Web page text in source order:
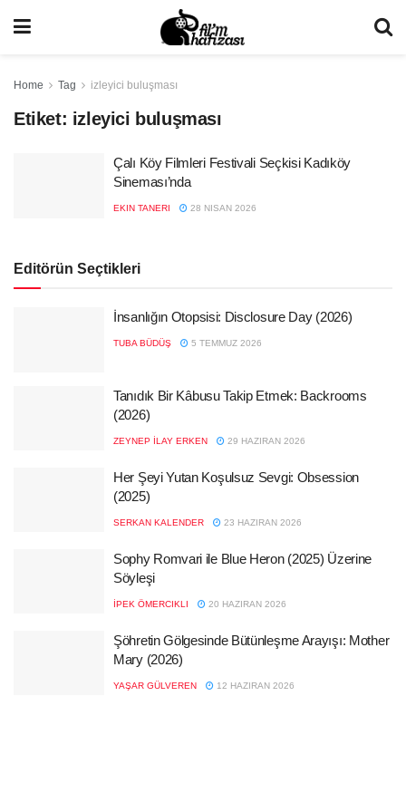
Home Tag izleyici buluşması
Etiket: izleyici buluşması
Çalı Köy Filmleri Festivali Seçkisi Kadıköy
Sineması’nda
EKIN TANERI 28 NISAN 2026
Editörün Seçtikleri
İnsanlığın Otopsisi: Disclosure Day (2026)
TUBA BÜDÜŞ 5 TEMMUZ 2026
Tanıdık Bir Kâbusu Takip Etmek: Backrooms
(2026)
ZEYNEP İLAY ERKEN 29 HAZIRAN 2026
Her Şeyi Yutan Koşulsuz Sevgi: Obsession
(2025)
SERKAN KALENDER 23 HAZIRAN 2026
Sophy Romvari ile Blue Heron (2025) Üzerine
Söyleşi
İPEK ÖMERCIKLI 20 HAZIRAN 2026
Şöhretin Gölgesinde Bütünleşme Arayışı: Mother
Mary (2026)
YAŞAR GÜLVEREN 12 HAZIRAN 2026